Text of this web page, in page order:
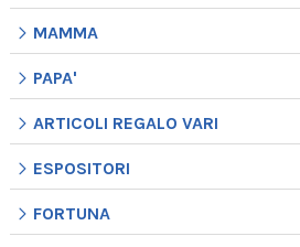
MAMMA
PAPA'
ARTICOLI REGALO VARI
ESPOSITORI
FORTUNA